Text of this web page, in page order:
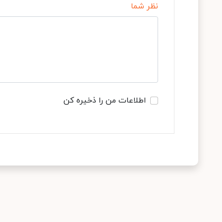
نظر شما
اطلاعات من را ذخیره کن